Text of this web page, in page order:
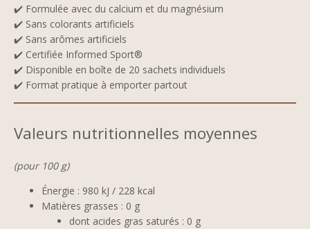
✔️ Formulée avec du calcium et du magnésium
✔️ Sans colorants artificiels
✔️ Sans arômes artificiels
✔️ Certifiée Informed Sport®
✔️ Disponible en boîte de 20 sachets individuels
✔️ Format pratique à emporter partout
Valeurs nutritionnelles moyennes
(pour 100 g)
Énergie : 980 kJ / 228 kcal
Matières grasses : 0 g
dont acides gras saturés : 0 g